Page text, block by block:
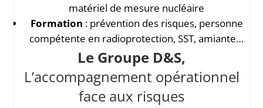
matériel de mesure nucléaire
Formation : prévention des risques, personne
compétente en radioprotection, SST, amiante…
Le Groupe D&S,
L’accompagnement opérationnel
face aux risques